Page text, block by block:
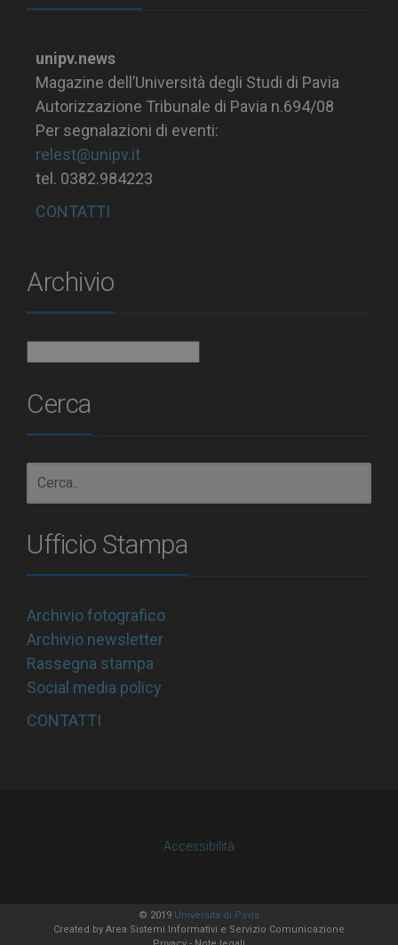
unipv.news
Magazine dell’Università degli Studi di Pavia
Autorizzazione Tribunale di Pavia n.694/08
Per segnalazioni di eventi:
relest@unipv.it
tel. 0382.984223
CONTATTI
Archivio
Cerca
Ufficio Stampa
Archivio fotografico
Archivio newsletter
Rassegna stampa
Social media policy
CONTATTI
Accessibilità
© 2019 Università di Pavia
Created by Area Sistemi Informativi e Servizio Comunicazione